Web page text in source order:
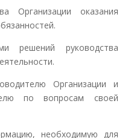
Организации оказания
решений руководства
Организации и
по вопросам своей
необходимую для